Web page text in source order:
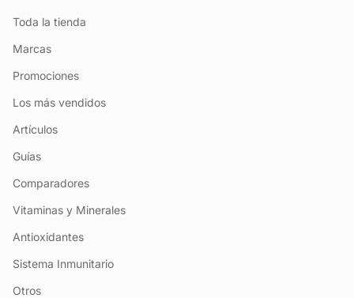
Toda la tienda
Marcas
Promociones
Los más vendidos
Artículos
Guías
Comparadores
Vitaminas y Minerales
Antioxidantes
Sistema Inmunitario
Otros